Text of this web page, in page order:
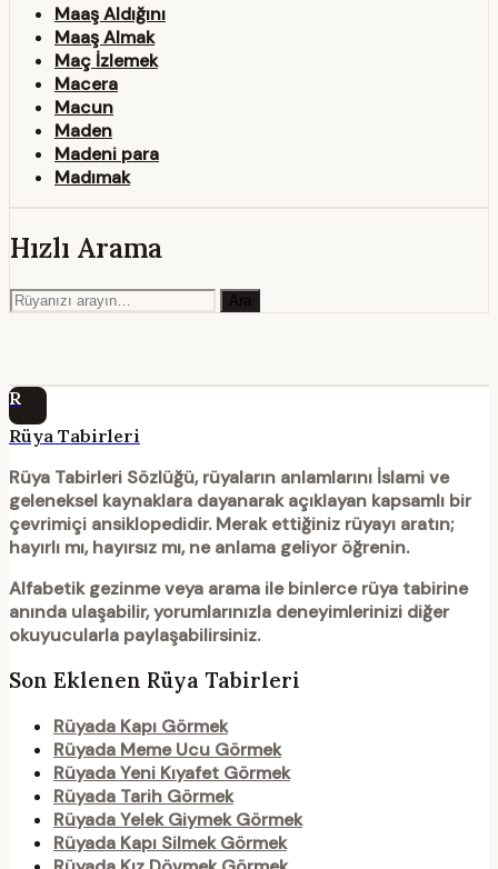
Maaş Aldığını
Maaş Almak
Maç İzlemek
Macera
Macun
Maden
Madeni para
Madımak
Hızlı Arama
Ara
R
Rüya Tabirleri
Rüya Tabirleri Sözlüğü, rüyaların anlamlarını İslami ve
geleneksel kaynaklara dayanarak açıklayan kapsamlı bir
çevrimiçi ansiklopedidir. Merak ettiğiniz rüyayı aratın;
hayırlı mı, hayırsız mı, ne anlama geliyor öğrenin.
Alfabetik gezinme veya arama ile binlerce rüya tabirine
anında ulaşabilir, yorumlarınızla deneyimlerinizi diğer
okuyucularla paylaşabilirsiniz.
Son Eklenen Rüya Tabirleri
Rüyada Kapı Görmek
Rüyada Meme Ucu Görmek
Rüyada Yeni Kıyafet Görmek
Rüyada Tarih Görmek
Rüyada Yelek Giymek Görmek
Rüyada Kapı Silmek Görmek